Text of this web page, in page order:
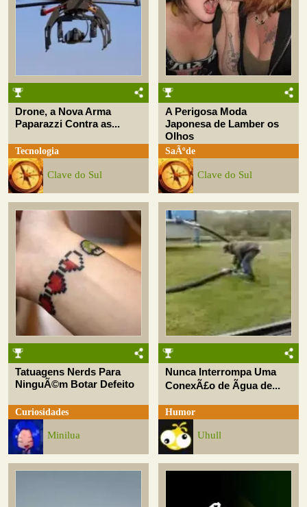
Drone, a Nova Arma
Paparazzi Contra as...
Tecnologia
Clave do Sul
A Perigosa Moda
Japonesa de Lamber os
Olhos
SaÃºde
Clave do Sul
Tatuagens Nerds Para
NinguÃ©m Botar Defeito
Curiosidades
Minilua
Nunca Interrompa Uma
ConexÃ£o de Ãgua de...
Humor
Uhull